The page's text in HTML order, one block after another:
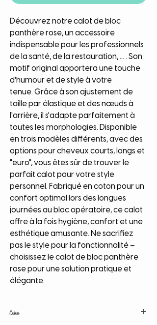
Découvrez notre calot de bloc
panthère rose, un accessoire
indispensable pour les professionnels
de la santé, de la restauration, ... . Son
motif original apportera une touche
d'humour et de style à votre
tenue. Grâce à son ajustement de
taille par élastique et des nœuds à
l'arrière, il s'adapte parfaitement à
toutes les morphologies. Disponible
en trois modèles différents, avec des
options pour cheveux courts, longs et
"euro", vous êtes sûr de trouver le
parfait calot pour votre style
personnel. Fabriqué en coton pour un
confort optimal lors des longues
journées au bloc opératoire, ce calot
offre à la fois hygiène, confort et une
esthétique amusante. Ne sacrifiez
pas le style pour la fonctionnalité –
choisissez le calot de bloc panthère
rose pour une solution pratique et
élégante.
Coton